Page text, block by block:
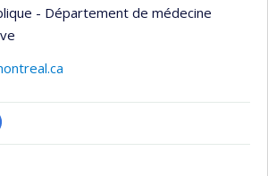
- Département de médecine